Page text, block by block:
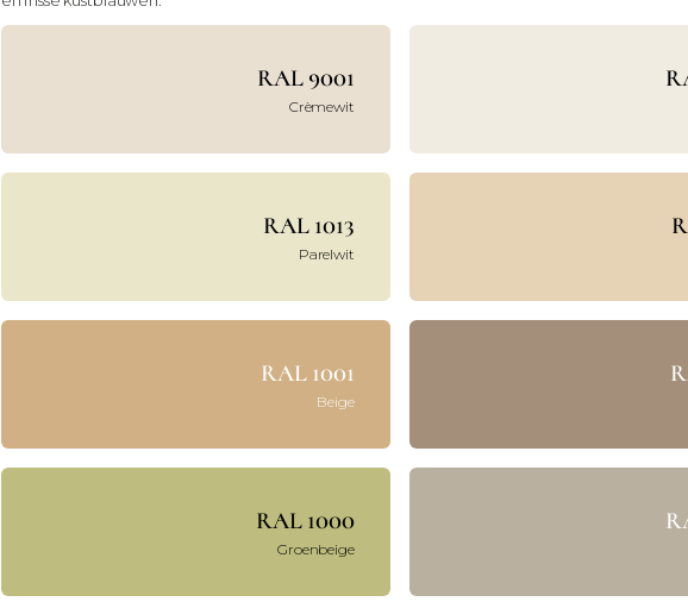
RAL 9001
Crèmewit
RAL 1013
Parelwit
RAL 1001
Beige
RAL 1000
Groenbeige